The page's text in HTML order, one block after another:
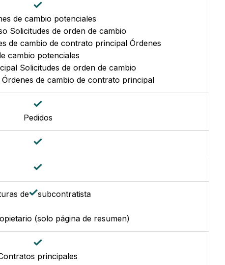
de cambio potenciales
Solicitudes de orden de cambio
de cambio de contrato principal Órdenes
cambio potenciales
Solicitudes de orden de cambio
de cambio de contrato principal
Pedidos
de subcontratista
(solo página de resumen)
principales